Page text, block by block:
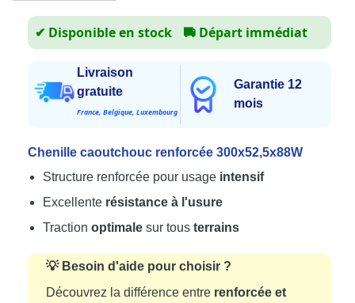
✔ Disponible en stock 🚚 Départ immédiat
Livraison
gratuite
France, Belgique, Luxembourg
Garantie 12
mois
Chenille caoutchouc renforcée 300x52,5x88W
Structure renforcée pour usage intensif
Excellente résistance à l'usure
Traction optimale sur tous terrains
💡 Besoin d'aide pour choisir ?
Découvrez la différence entre renforcée et